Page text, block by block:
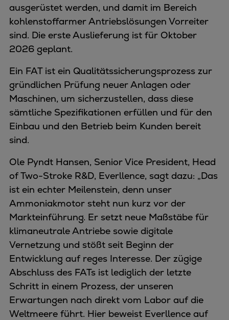
ausgerüstet werden, und damit im Bereich
kohlenstoffarmer Antriebslösungen Vorreiter
sind. Die erste Auslieferung ist für Oktober
2026 geplant.
Ein FAT ist ein Qualitätssicherungsprozess zur
gründlichen Prüfung neuer Anlagen oder
Maschinen, um sicherzustellen, dass diese
sämtliche Spezifikationen erfüllen und für den
Einbau und den Betrieb beim Kunden bereit
sind.
Ole Pyndt Hansen, Senior Vice President, Head
of Two-Stroke R&D, Everllence, sagt dazu: „Das
ist ein echter Meilenstein, denn unser
Ammoniakmotor steht nun kurz vor der
Markteinführung. Er setzt neue Maßstäbe für
klimaneutrale Antriebe sowie digitale
Vernetzung und stößt seit Beginn der
Entwicklung auf reges Interesse. Der zügige
Abschluss des FATs ist lediglich der letzte
Schritt in einem Prozess, der unseren
Erwartungen nach direkt vom Labor auf die
Weltmeere führt. Hier beweist Everllence auf